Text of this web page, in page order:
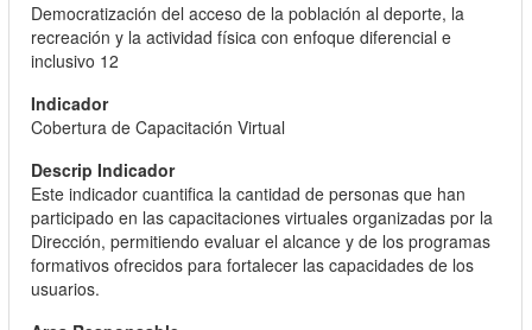
Democratización del acceso de la población al deporte, la
recreación y la actividad física con enfoque diferencial e
inclusivo 12
Cobertura de Capacitación Virtual
Este indicador cuantifica la cantidad de personas que han
participado en las capacitaciones virtuales organizadas por la
Dirección, permitiendo evaluar el alcance y de los programas
formativos ofrecidos para fortalecer las capacidades de los
usuarios.